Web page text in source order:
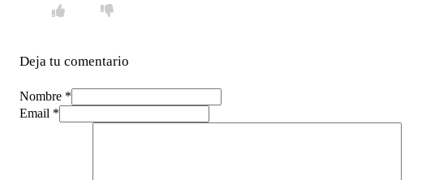
Deja tu comentario
Nombre *
Email *